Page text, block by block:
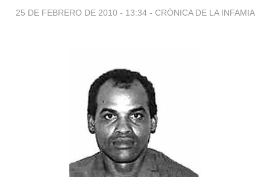
25 DE FEBRERO DE 2010 - 13:34 - CRÓNICA DE LA INFAMIA